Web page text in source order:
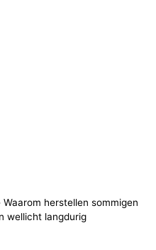
Waarom herstellen sommigen
wellicht langdurig